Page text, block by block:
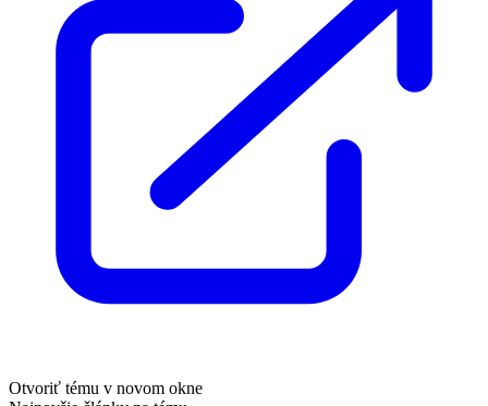
Otvoriť tému v novom okne